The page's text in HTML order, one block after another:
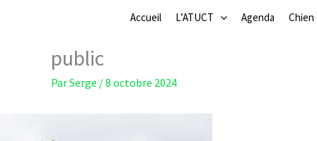
Accueil L’ATUCT Agenda
public
ParSerge /8 octobre 2024